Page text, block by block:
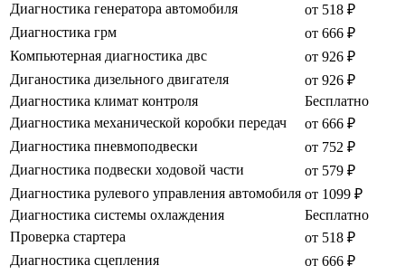
Диагностика генератора автомобиля
от 518 ₽
Диагностика грм
от 666 ₽
Компьютерная диагностика двс
от 926 ₽
Диганостика дизельного двигателя
от 926 ₽
Диагностика климат контроля
Бесплатно
Диагностика механической коробки передач
от 666 ₽
Диагностика пневмоподвески
от 752 ₽
Диагностика подвески ходовой части
от 579 ₽
Диагностика рулевого управления автомобиля от 1099 ₽
Диагностика системы охлаждения
Бесплатно
Проверка стартера
от 518 ₽
Диагностика сцепления
от 666 ₽